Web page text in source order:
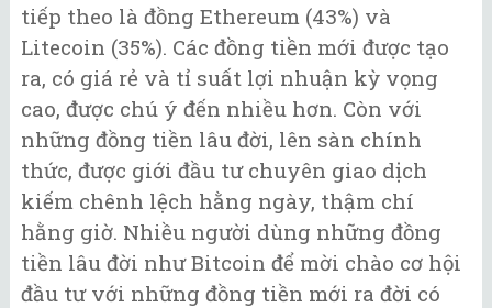
tiếp theo là đồng Ethereum (43%) và
Litecoin (35%). Các đồng tiền mới được tạo
ra, có giá rẻ và tỉ suất lợi nhuận kỳ vọng
cao, được chú ý đến nhiều hơn. Còn với
những đồng tiền lâu đời, lên sàn chính
thức, được giới đầu tư chuyên giao dịch
kiếm chênh lệch hằng ngày, thậm chí
hằng giờ. Nhiều người dùng những đồng
tiền lâu đời như Bitcoin để mời chào cơ hội
đầu tư với những đồng tiền mới ra đời có